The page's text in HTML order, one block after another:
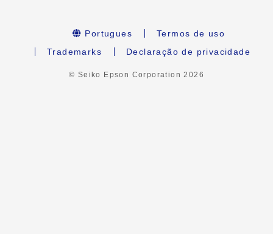
Portugues
Termos de uso
Trademarks
Declaração de privacidade
© Seiko Epson Corporation2026